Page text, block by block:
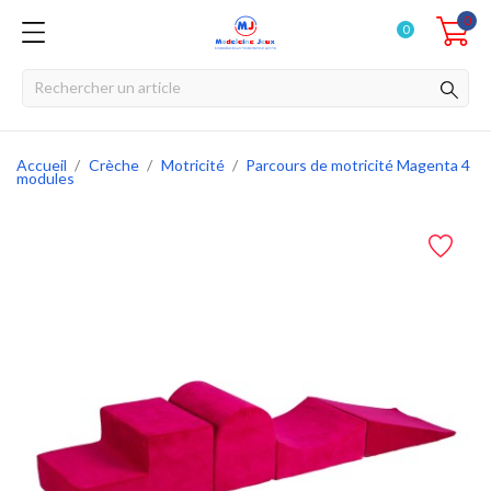
0
0
Accueil Crèche Motricité Parcours de motricité Magenta 4
modules